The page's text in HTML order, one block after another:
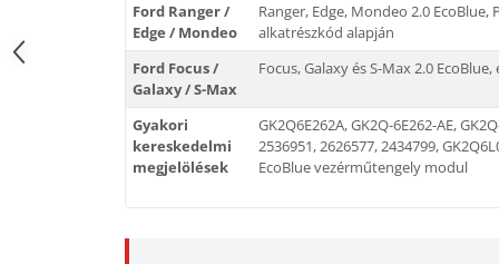
Ford Ranger /
Edge / Mondeo
Ranger, Edge, Mondeo 2.0
alkatrészkód alapján
Ford Focus /
Galaxy / S-Max
Focus, Galaxy és S-Max 2.0
Gyakori
kereskedelmi
megjelölések
GK2Q6E262A, GK2Q-6E262-AE,
2536951, 2626577, 2434799,
EcoBlue vezérműtengely modul